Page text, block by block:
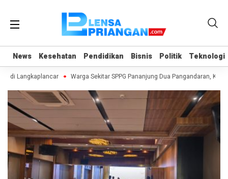
News Kesehatan Pendidikan Bisnis Politik Teknologi
News Kesehatan Pendidikan Bisnis Politik Teknologi
di Langkaplancar Warga Sekitar SPPG Pananjung Dua Pangandaran,